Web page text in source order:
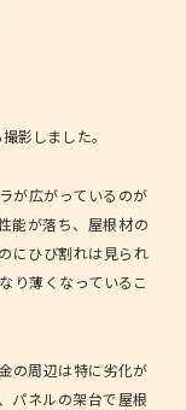
影しました。
が広がっているのが
能が落ち、屋根材の
にひび割れは見られ
り薄くなっているこ
の周辺は特に劣化が
パネルの架台で屋根